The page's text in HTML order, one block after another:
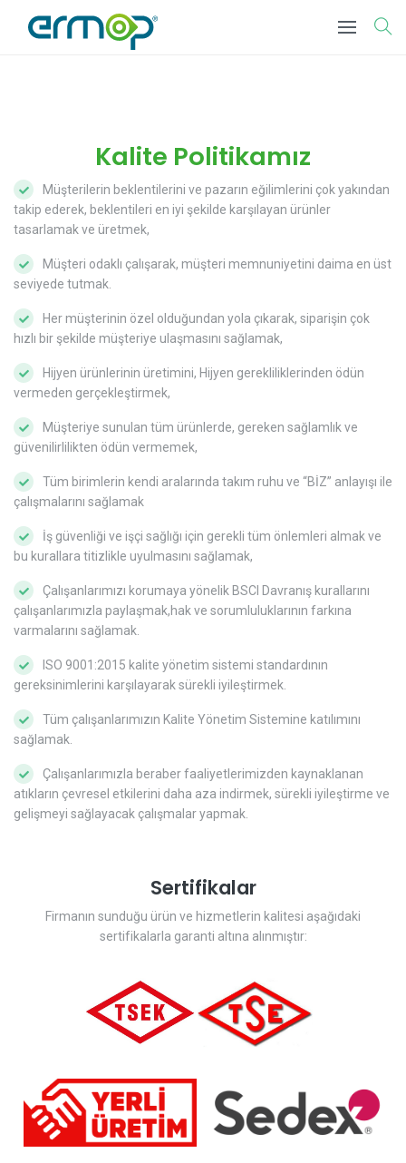
Kalite Politikamız
Müşterilerin beklentilerini ve pazarın eğilimlerini çok yakından
takip ederek, beklentileri en iyi şekilde karşılayan ürünler
tasarlamak ve üretmek,
Müşteri odaklı çalışarak, müşteri memnuniyetini daima en üst
seviyede tutmak.
Her müşterinin özel olduğundan yola çıkarak, siparişin çok
hızlı bir şekilde müşteriye ulaşmasını sağlamak,
Hijyen ürünlerinin üretimini, Hijyen gerekliliklerinden ödün
vermeden gerçekleştirmek,
Müşteriye sunulan tüm ürünlerde, gereken sağlamlık ve
güvenilirlilikten ödün vermemek,
Tüm birimlerin kendi aralarında takım ruhu ve “BİZ” anlayışı ile
çalışmalarını sağlamak
İş güvenliği ve işçi sağlığı için gerekli tüm önlemleri almak ve
bu kurallara titizlikle uyulmasını sağlamak,
Çalışanlarımızı korumaya yönelik BSCI Davranış kurallarını
çalışanlarımızla paylaşmak,hak ve sorumluluklarının farkına
varmalarını sağlamak.
ISO 9001:2015 kalite yönetim sistemi standardının
gereksinimlerini karşılayarak sürekli iyileştirmek.
Tüm çalışanlarımızın Kalite Yönetim Sistemine katılımını
sağlamak.
Çalışanlarımızla beraber faaliyetlerimizden kaynaklanan
atıkların çevresel etkilerini daha aza indirmek, sürekli iyileştirme ve
gelişmeyi sağlayacak çalışmalar yapmak.
Sertifikalar
Firmanın sunduğu ürün ve hizmetlerin kalitesi aşağıdaki
sertifikalarla garanti altına alınmıştır: